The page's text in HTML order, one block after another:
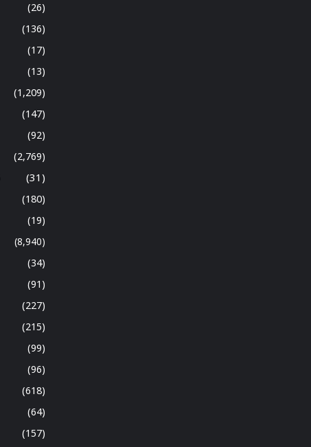
(26)
(136)
(17)
(13)
(1,209)
(147)
(92)
(2,769)
(31)
(180)
(19)
(8,940)
(34)
(91)
(227)
(215)
(99)
(96)
(618)
(64)
(157)